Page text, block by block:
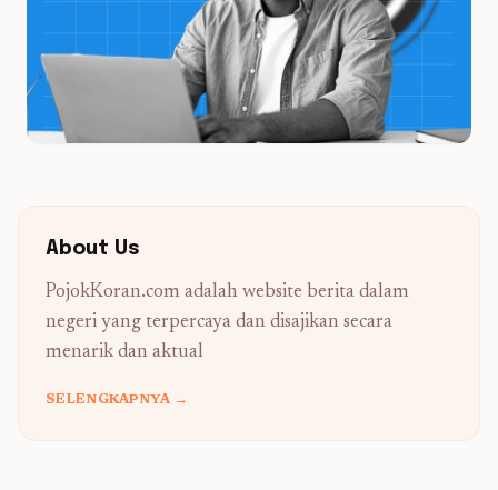
About Us
PojokKoran.com adalah website berita dalam
negeri yang terpercaya dan disajikan secara
menarik dan aktual
SELENGKAPNYA →